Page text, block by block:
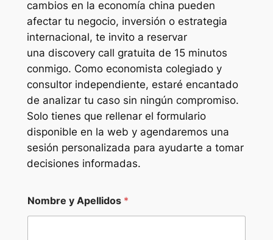
cambios en la economía china pueden
afectar tu negocio, inversión o estrategia
internacional, te invito a reservar
una discovery call gratuita de 15 minutos
conmigo. Como economista colegiado y
consultor independiente, estaré encantado
de analizar tu caso sin ningún compromiso.
Solo tienes que rellenar el formulario
disponible en la web y agendaremos una
sesión personalizada para ayudarte a tomar
decisiones informadas.
Nombre y Apellidos *